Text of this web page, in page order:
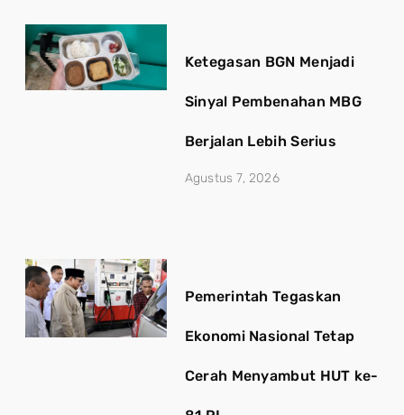
Ketegasan BGN Menjadi
Sinyal Pembenahan MBG
Berjalan Lebih Serius
Agustus 7, 2026
Pemerintah Tegaskan
Ekonomi Nasional Tetap
Cerah Menyambut HUT ke-